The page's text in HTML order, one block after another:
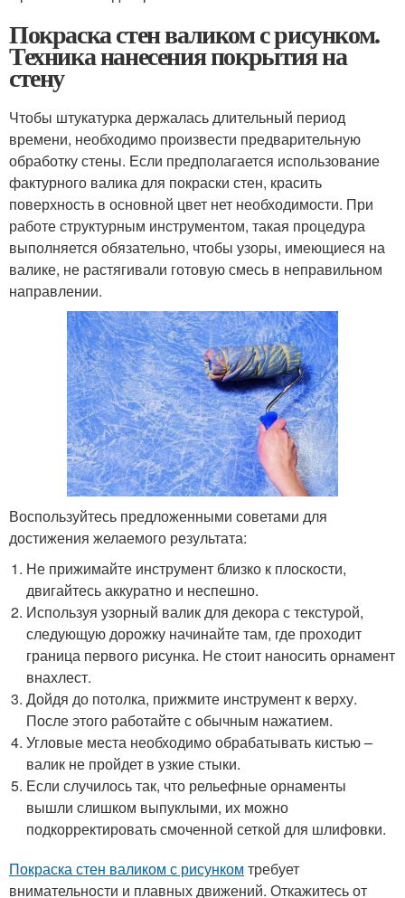
Покраска стен валиком с рисунком.
Техника нанесения покрытия на
стену
Чтобы штукатурка держалась длительный период
времени, необходимо произвести предварительную
обработку стены. Если предполагается использование
фактурного валика для покраски стен, красить
поверхность в основной цвет нет необходимости. При
работе структурным инструментом, такая процедура
выполняется обязательно, чтобы узоры, имеющиеся на
валике, не растягивали готовую смесь в неправильном
направлении.
Воспользуйтесь предложенными советами для
достижения желаемого результата:
Не прижимайте инструмент близко к плоскости,
двигайтесь аккуратно и неспешно.
Используя узорный валик для декора с текстурой,
следующую дорожку начинайте там, где проходит
граница первого рисунка. Не стоит наносить орнамент
внахлест.
Дойдя до потолка, прижмите инструмент к верху.
После этого работайте с обычным нажатием.
Угловые места необходимо обрабатывать кистью –
валик не пройдет в узкие стыки.
Если случилось так, что рельефные орнаменты
вышли слишком выпуклыми, их можно
подкорректировать смоченной сеткой для шлифовки.
Покраска стен валиком с рисунком требует
внимательности и плавных движений. Откажитесь от